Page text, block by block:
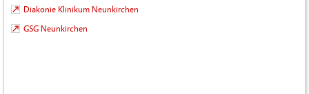
Diakonie Klinikum Neunkirchen
GSG Neunkirchen